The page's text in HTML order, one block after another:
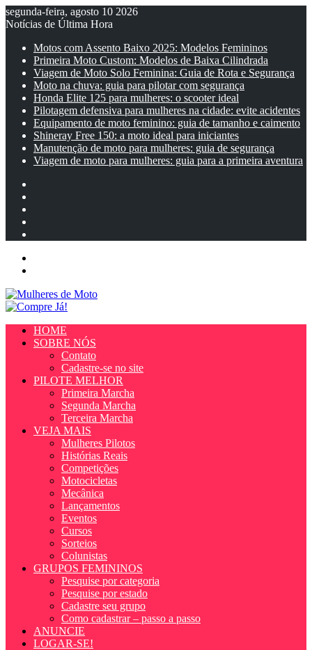
segunda-feira, agosto 10 2026
Notícias de Última Hora
Motos com Assento Baixo 2025: Modelos Femininos
Primeira Moto Custom: Modelos de Baixa Cilindrada
Viagem de Moto Solo Feminina: Guia de Rota e Segurança
Moto na chuva: guia para pilotar com segurança
Honda Elite 125 para mulheres: o scooter ideal
Pilotagem defensiva para mulheres na cidade: evite acidentes
Equipamento de moto feminino: guia de tamanho e caimento
Shineray Free 150: a moto ideal para iniciantes
Manutenção de moto para mulheres: guia de segurança
Viagem de moto para mulheres: guia para a primeira aventura
HOME
SOBRE NÓS
Contato
Cadastre-se no site
PILOTE MELHOR
Primeira Marcha
Segunda Marcha
Terceira Marcha
VEJA MAIS
Mulheres Pilotos
Histórias Reais
Competições
Motocicletas
Mecânica
Lançamentos
Eventos
Cursos
Sorteios
Colunistas
GRUPOS FEMININOS
Pesquise por categoria
Pesquise por estado
Cadastre seu grupo
Como cadastrar – passo a passo
ANUNCIE
LOGAR-SE!